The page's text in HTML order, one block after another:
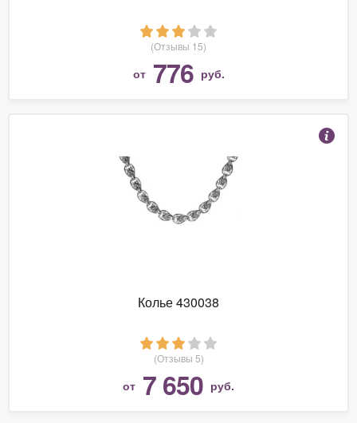
(Отзывы 15)
от 776 руб.
Колье 430038
(Отзывы 5)
от 7 650 руб.